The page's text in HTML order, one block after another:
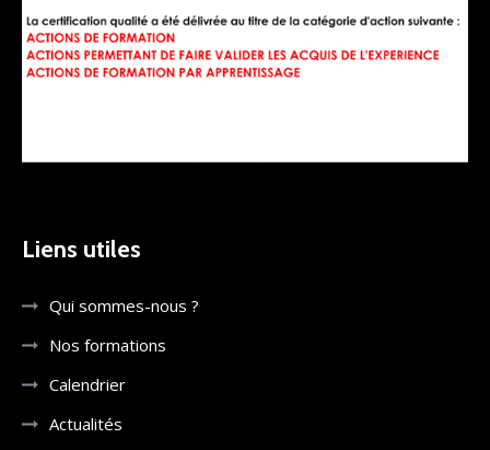
Liens utiles
Qui sommes-nous ?
Nos formations
Calendrier
Actualités